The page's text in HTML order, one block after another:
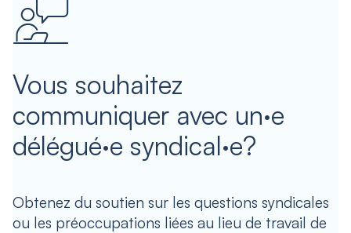
Vous souhaitez
communiquer avec un·e
délégué·e syndical·e?
Obtenez du soutien sur les questions syndicales
ou les préoccupations liées au lieu de travail de